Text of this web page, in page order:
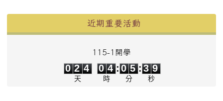
近期重要活動
115-1開學
0 2 4
天
0
0
4
4
時
:
0
0
5
5
分
: 3 9
秒